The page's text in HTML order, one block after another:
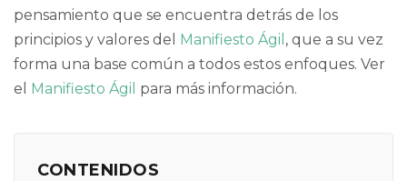
pensamiento que se encuentra detrás de los
principios y valores del Manifiesto Ágil , que a su vez
forma una base común a todos estos enfoques. Ver
el Manifiesto Ágil para más información.
CONTENIDOS